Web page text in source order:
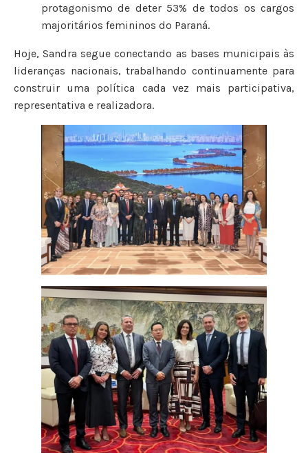
protagonismo de deter 53% de todos os cargos
majoritários femininos do Paraná.
Hoje, Sandra segue conectando as bases municipais às
lideranças nacionais, trabalhando continuamente para
construir uma política cada vez mais participativa,
representativa e realizadora.